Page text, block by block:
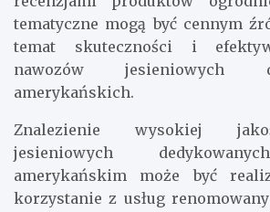
tematyczne mogą być cennym
temat skuteczności i
nawozów jesieniowych
amerykańskich.
Znalezienie wysokiej
jesieniowych
amerykańskim może być
korzystanie z usług